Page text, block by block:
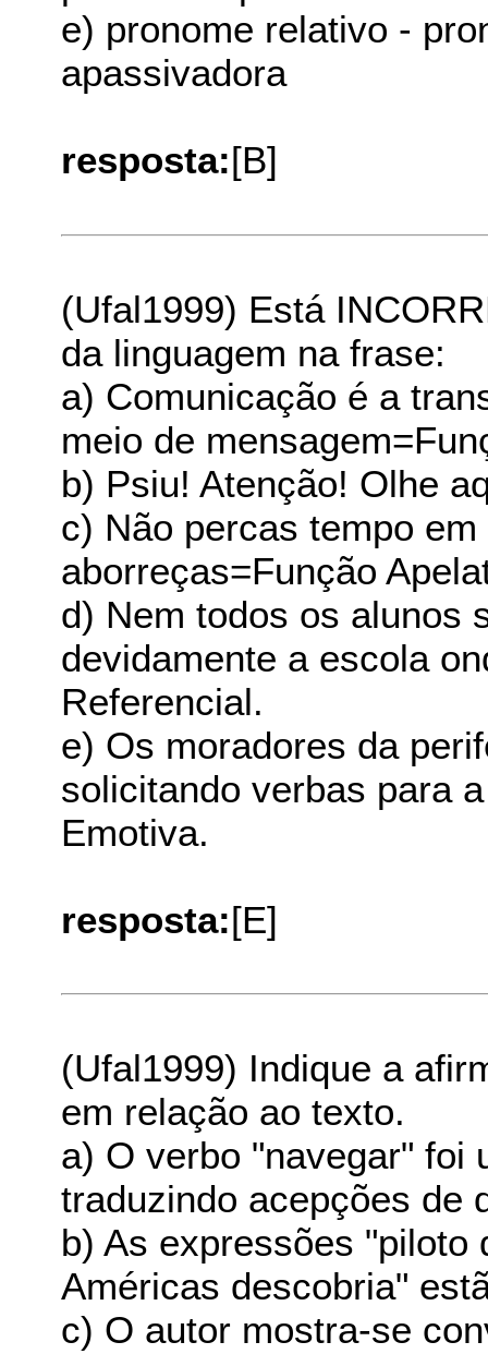
e) pronome relativo -
apassivadora
resposta:[B]
(Ufal1999) Está
da linguagem na frase:
a) Comunicação é a
meio de
b) Psiu! Atenção! Olhe
c) Não percas tempo
aborreças=Função
d) Nem todos os alunos
devidamente a escola
Referencial.
e) Os moradores da
solicitando verbas para
Emotiva.
resposta:[E]
(Ufal1999) Indique a
em relação ao texto.
a) O verbo "navegar" foi
traduzindo acepções de
b) As expressões "piloto
Américas descobria"
c) O autor mostra-se